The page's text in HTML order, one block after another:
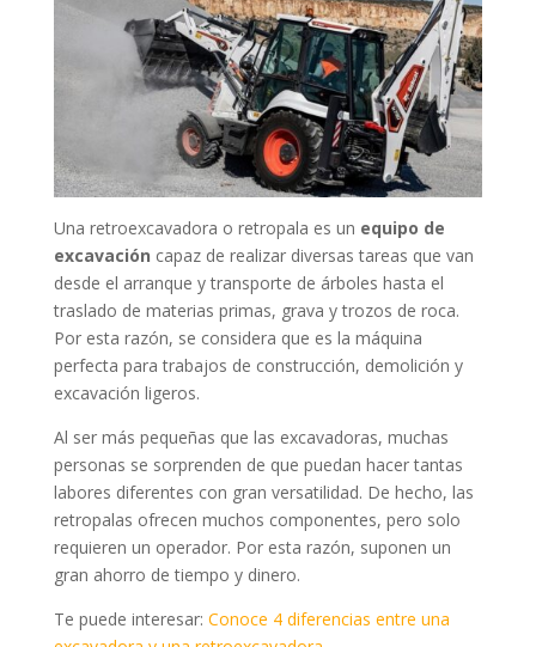
Una retroexcavadora o retropala es un equipo de
excavación capaz de realizar diversas tareas que van
desde el arranque y transporte de árboles hasta el
traslado de materias primas, grava y trozos de roca.
Por esta razón, se considera que es la máquina
perfecta para trabajos de construcción, demolición y
excavación ligeros.
Al ser más pequeñas que las excavadoras, muchas
personas se sorprenden de que puedan hacer tantas
labores diferentes con gran versatilidad. De hecho, las
retropalas ofrecen muchos componentes, pero solo
requieren un operador. Por esta razón, suponen un
gran ahorro de tiempo y dinero.
Te puede interesar: Conoce 4 diferencias entre una